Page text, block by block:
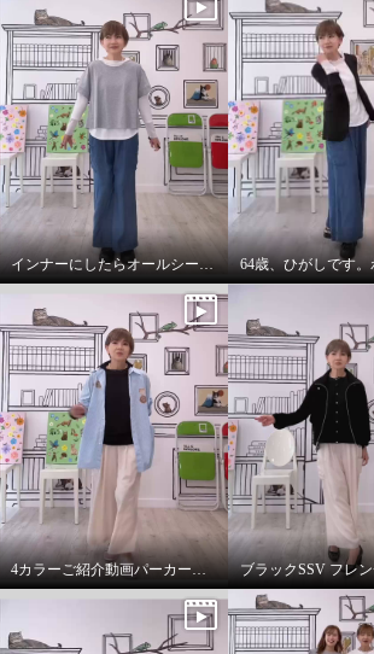
インナーにしたらオールシーズンいけます。インナーパーカー❤️
4カラーご紹介動画パーカー付きのインナーは、凄い使えます。